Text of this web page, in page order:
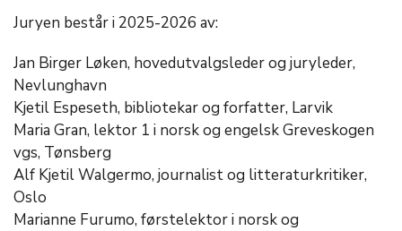
Juryen består i 2025-2026 av:
Jan Birger Løken, hovedutvalgsleder og juryleder,
Nevlunghavn
Kjetil Espeseth, bibliotekar og forfatter, Larvik
Maria Gran, lektor 1 i norsk og engelsk Greveskogen
vgs, Tønsberg
Alf Kjetil Walgermo, journalist og litteraturkritiker,
Oslo
Marianne Furumo, førstelektor i norsk og